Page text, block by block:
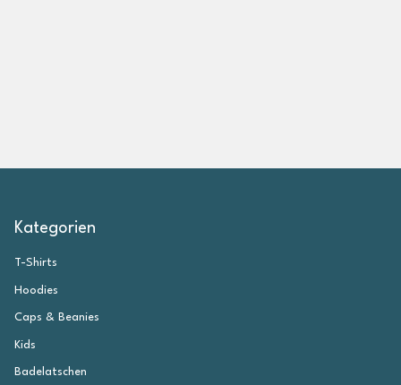
Kategorien
T-Shirts
Hoodies
Caps & Beanies
Kids
Badelatschen